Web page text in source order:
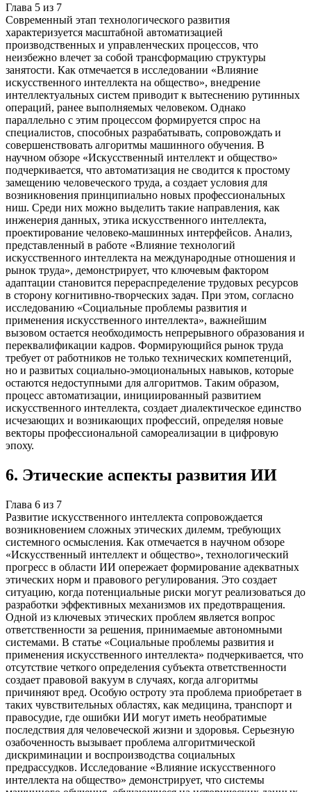
Глава 5 из 7
Современный этап технологического развития
характеризуется масштабной автоматизацией
производственных и управленческих процессов, что
неизбежно влечет за собой трансформацию структуры
занятости. Как отмечается в исследовании «Влияние
искусственного интеллекта на общество», внедрение
интеллектуальных систем приводит к вытеснению рутинных
операций, ранее выполняемых человеком. Однако
параллельно с этим процессом формируется спрос на
специалистов, способных разрабатывать, сопровождать и
совершенствовать алгоритмы машинного обучения. В
научном обзоре «Искусственный интеллект и общество»
подчеркивается, что автоматизация не сводится к простому
замещению человеческого труда, а создает условия для
возникновения принципиально новых профессиональных
ниш. Среди них можно выделить такие направления, как
инженерия данных, этика искусственного интеллекта,
проектирование человеко-машинных интерфейсов. Анализ,
представленный в работе «Влияние технологий
искусственного интеллекта на международные отношения и
рынок труда», демонстрирует, что ключевым фактором
адаптации становится перераспределение трудовых ресурсов
в сторону когнитивно-творческих задач. При этом, согласно
исследованию «Социальные проблемы развития и
применения искусственного интеллекта», важнейшим
вызовом остается необходимость непрерывного образования и
переквалификации кадров. Формирующийся рынок труда
требует от работников не только технических компетенций,
но и развитых социально-эмоциональных навыков, которые
остаются недоступными для алгоритмов. Таким образом,
процесс автоматизации, инициированный развитием
искусственного интеллекта, создает диалектическое единство
исчезающих и возникающих профессий, определяя новые
векторы профессиональной самореализации в цифровую
эпоху.
6. Этические аспекты развития ИИ
Глава 6 из 7
Развитие искусственного интеллекта сопровождается
возникновением сложных этических дилемм, требующих
системного осмысления. Как отмечается в научном обзоре
«Искусственный интеллект и общество», технологический
прогресс в области ИИ опережает формирование адекватных
этических норм и правового регулирования. Это создает
ситуацию, когда потенциальные риски могут реализоваться до
разработки эффективных механизмов их предотвращения.
Одной из ключевых этических проблем является вопрос
ответственности за решения, принимаемые автономными
системами. В статье «Социальные проблемы развития и
применения искусственного интеллекта» подчеркивается, что
отсутствие четкого определения субъекта ответственности
создает правовой вакуум в случаях, когда алгоритмы
причиняют вред. Особую остроту эта проблема приобретает в
таких чувствительных областях, как медицина, транспорт и
правосудие, где ошибки ИИ могут иметь необратимые
последствия для человеческой жизни и здоровья. Серьезную
озабоченность вызывает проблема алгоритмической
дискриминации и воспроизводства социальных
предрассудков. Исследование «Влияние искусственного
интеллекта на общество» демонстрирует, что системы